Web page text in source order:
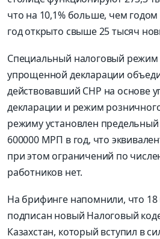
что на 10,1% больше, чем годом
год открыто свыше 25 тысяч
Специальный налоговый режим
упрощенной декларации
действовавший СНР на основе
декларации и режим
режиму установлен
600000 МРП в год, что
при этом ограничений по
работников нет.
На брифинге напомнили, что 18
подписан новый Налоговый
Казахстан, который вступил в